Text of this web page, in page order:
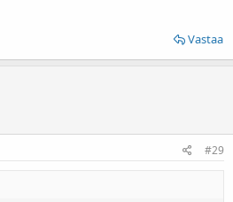
Vastaa
#29